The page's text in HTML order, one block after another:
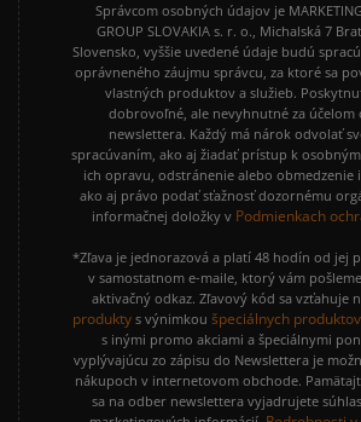
Správcom osobných údajov je
GROUP SLOVAKIA s. r. o., Michalská 7
Slovensko, vyššie uvedené údaje budú
oprávneného záujmu správcu, za ktoré sa
vlastných produktov a služieb.
dobrovoľné, ale nevyhnutné za účelom
newslettera. Každý má nárok odvolať
spracúvaním, ako aj žiadať prístup k
ich opravu, odstránenie alebo obmedzenie
ako aj právo podať sťažnosť dozornému
informačnej doložky v Podmienkach
*Zľava je jednorazová a platí 48 hodín od jej
v samostatnom e-maile, ktorý vám
aktivačný odkaz. Zľavový kód sa vzťahuje
produkty s výnimkou špeciálnych produktov
s inými promo akciami a špeciálnymi
vyplývajúcu zo zápisu do Newslettera je
nákupoch v internetovom obchode.
sa na odber newslettera vyjadrujete